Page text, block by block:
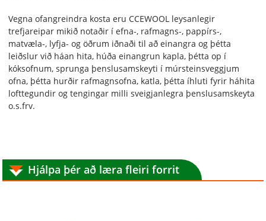
Vegna ofangreindra kosta eru CCEWOOL leysanlegir
trefjareipar mikið notaðir í efna-, rafmagns-, pappírs-,
matvæla-, lyfja- og öðrum iðnaði til að einangra og þétta
leiðslur við háan hita, húða einangrun kapla, þétta op í
kóksofnum, sprunga þenslusamskeyti í múrsteinsveggjum
ofna, þétta hurðir rafmagnsofna, katla, þétta íhluti fyrir háhita
lofttegundir og tengingar milli sveigjanlegra þenslusamskeyta
o.s.frv.
Hjálpa þér að læra fleiri forrit